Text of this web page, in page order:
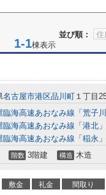
並び順：
1-1棟表示
名古屋市港区品川町 １丁目
臨海高速あおなみ線 「 荒子
臨海高速あおなみ線 「 港北
臨海高速あおなみ線 「 稲永
階数 3階建 構造 木造
敷金 礼金 間取り